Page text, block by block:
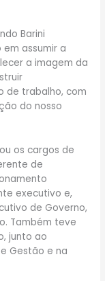
Barini
assumir a
a imagem da
de trabalho, com
do nosso
os cargos de
de
executivo e,
de Governo,
Também teve
junto ao
Gestão e na